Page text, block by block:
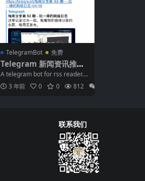
TelegramBot 免费
Telegram 新闻资讯推送
Bot ｜ 新闻发布 ｜群消息
推送 ｜Telegram
A telegram bot for rss reader.
一个支持应用内阅读...
3 年前 0 0 812
联系我们